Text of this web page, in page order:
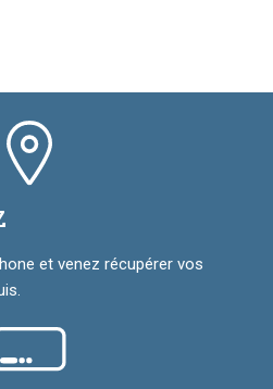
et venez récupérer vos